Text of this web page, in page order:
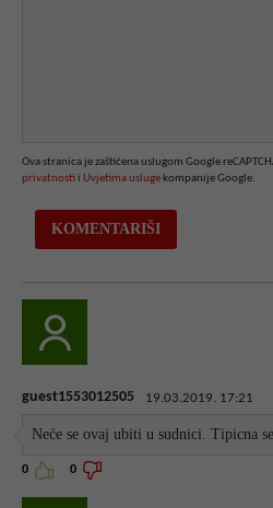
Ova stranica je zaštićena uslugom Google
privatnosti i Uvjetima usluge kompanije Google.
guest1553012505 19.03.2019. 17:21
Neće se ovaj ubiti u sudnici. Tipicna
0 0